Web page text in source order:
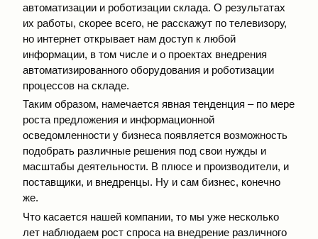
автоматизации и роботизации склада. О результатах
их работы, скорее всего, не расскажут по телевизору,
но интернет открывает нам доступ к любой
информации, в том числе и о проектах внедрения
автоматизированного оборудования и роботизации
процессов на складе.
Таким образом, намечается явная тенденция – по мере
роста предложения и информационной
осведомленности у бизнеса появляется возможность
подобрать различные решения под свои нужды и
масштабы деятельности. В плюсе и производители, и
поставщики, и внедренцы. Ну и сам бизнес, конечно
же.
Что касается нашей компании, то мы уже несколько
лет наблюдаем рост спроса на внедрение различного